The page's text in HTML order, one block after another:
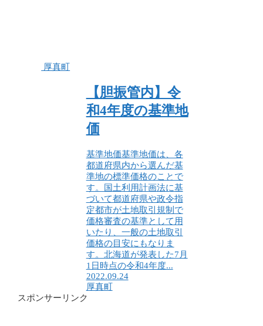
厚真町
【胆振管内】令
和4年度の基準地
価
基準地価基準地価は、各
都道府県内から選んだ基
準地の標準価格のことで
す。国土利用計画法に基
づいて都道府県や政令指
定都市が土地取引規制で
価格審査の基準として用
いたり、一般の土地取引
価格の目安にもなりま
す。北海道が発表した7月
1日時点の令和4年度...
2022.09.24
厚真町
スポンサーリンク